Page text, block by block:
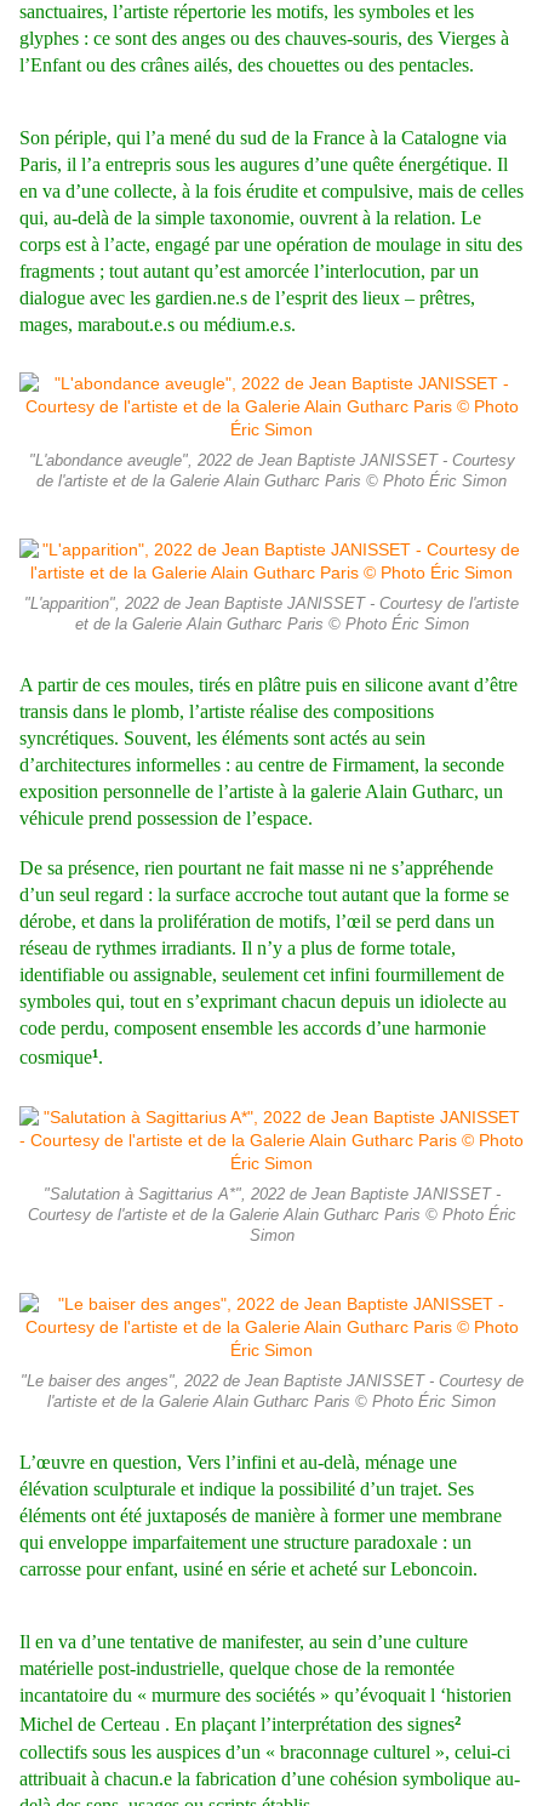
sanctuaires, l’artiste répertorie les motifs, les symboles et les
glyphes : ce sont des anges ou des chauves-souris, des Vierges à
l’Enfant ou des crânes ailés, des chouettes ou des pentacles.
Son périple, qui l’a mené du sud de la France à la Catalogne via
Paris, il l’a entrepris sous les augures d’une quête énergétique. Il
en va d’une collecte, à la fois érudite et compulsive, mais de celles
qui, au-delà de la simple taxonomie, ouvrent à la relation. Le
corps est à l’acte, engagé par une opération de moulage in situ des
fragments ; tout autant qu’est amorcée l’interlocution, par un
dialogue avec les gardien.ne.s de l’esprit des lieux – prêtres,
mages, marabout.e.s ou médium.e.s.
"L'abondance aveugle", 2022 de Jean Baptiste JANISSET - Courtesy
de l'artiste et de la Galerie Alain Gutharc Paris © Photo Éric Simon
"L'apparition", 2022 de Jean Baptiste JANISSET - Courtesy de l'artiste
et de la Galerie Alain Gutharc Paris © Photo Éric Simon
A partir de ces moules, tirés en plâtre puis en silicone avant d’être
transis dans le plomb, l’artiste réalise des compositions
syncrétiques. Souvent, les éléments sont actés au sein
d’architectures informelles : au centre de Firmament, la seconde
exposition personnelle de l’artiste à la galerie Alain Gutharc, un
véhicule prend possession de l’espace.
De sa présence, rien pourtant ne fait masse ni ne s’appréhende
d’un seul regard : la surface accroche tout autant que la forme se
dérobe, et dans la prolifération de motifs, l’œil se perd dans un
réseau de rythmes irradiants. Il n’y a plus de forme totale,
identifiable ou assignable, seulement cet infini fourmillement de
symboles qui, tout en s’exprimant chacun depuis un idiolecte au
code perdu, composent ensemble les accords d’une harmonie
cosmique¹.
"Salutation à Sagittarius A*", 2022 de Jean Baptiste JANISSET -
Courtesy de l'artiste et de la Galerie Alain Gutharc Paris © Photo Éric
Simon
"Le baiser des anges", 2022 de Jean Baptiste JANISSET - Courtesy de
l'artiste et de la Galerie Alain Gutharc Paris © Photo Éric Simon
L’œuvre en question, Vers l’infini et au-delà, ménage une
élévation sculpturale et indique la possibilité d’un trajet. Ses
éléments ont été juxtaposés de manière à former une membrane
qui enveloppe imparfaitement une structure paradoxale : un
carrosse pour enfant, usiné en série et acheté sur Leboncoin.
Il en va d’une tentative de manifester, au sein d’une culture
matérielle post-industrielle, quelque chose de la remontée
incantatoire du « murmure des sociétés » qu’évoquait l ‘historien
Michel de Certeau . En plaçant l’interprétation des signes²
collectifs sous les auspices d’un « braconnage culturel », celui-ci
attribuait à chacun.e la fabrication d’une cohésion symbolique au-